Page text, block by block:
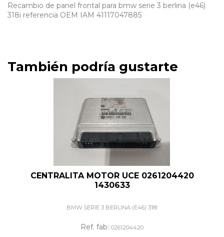
Recambio de panel frontal para bmw serie 3 berlina (e46)
318i referencia OEM IAM 41117047885
También podría gustarte
CENTRALITA MOTOR UCE 0261204420
1430633
BMW SERIE 3 BERLINA (E46) 318I
Ref. fab: 0261204420